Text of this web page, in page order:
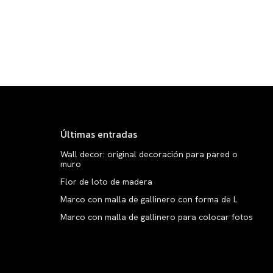
Últimas entradas
Wall decor: original decoración para pared o
muro
Flor de loto de madera
Marco con malla de gallinero con forma de L
Marco con malla de gallinero para colocar fotos